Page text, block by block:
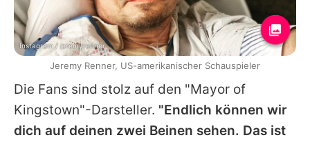
Die Fans sind stolz auf den "Mayor of
Kingstown"-Darsteller. "Endlich können wir
dich auf deinen zwei Beinen sehen. Das ist
Instagram / jeremyrenner
Jeremy Renner, US-amerikanischer Schauspieler